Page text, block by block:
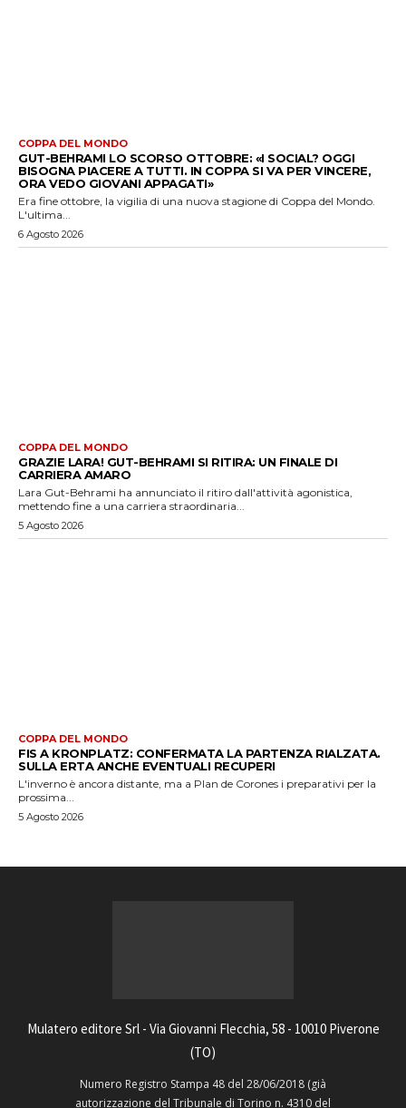
COPPA DEL MONDO
GUT-BEHRAMI LO SCORSO OTTOBRE: «I SOCIAL? OGGI
BISOGNA PIACERE A TUTTI. IN COPPA SI VA PER VINCERE,
ORA VEDO GIOVANI APPAGATI»
Era fine ottobre, la vigilia di una nuova stagione di Coppa del Mondo.
L'ultima...
6 Agosto 2026
COPPA DEL MONDO
GRAZIE LARA! GUT-BEHRAMI SI RITIRA: UN FINALE DI
CARRIERA AMARO
Lara Gut-Behrami ha annunciato il ritiro dall'attività agonistica,
mettendo fine a una carriera straordinaria...
5 Agosto 2026
COPPA DEL MONDO
FIS A KRONPLATZ: CONFERMATA LA PARTENZA RIALZATA.
SULLA ERTA ANCHE EVENTUALI RECUPERI
L'inverno è ancora distante, ma a Plan de Corones i preparativi per la
prossima...
5 Agosto 2026
Mulatero editore Srl - Via Giovanni Flecchia, 58 - 10010 Piverone
(TO)
Numero Registro Stampa 48 del 28/06/2018 (già
autorizzazione del Tribunale di Torino n. 4310 del